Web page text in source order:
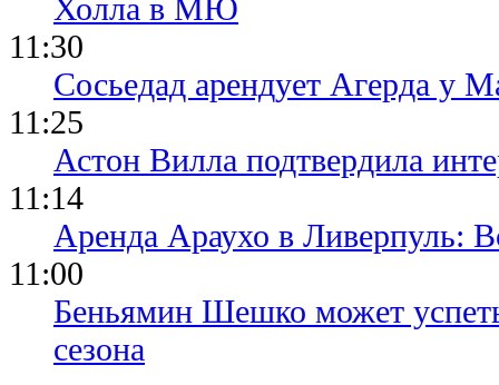
Холла в МЮ
11:30
Сосьедад арендует Агерда у
11:25
Астон Вилла подтвердила
11:14
Аренда Араухо в Ливерпуль:
11:00
Беньямин Шешко может
сезона